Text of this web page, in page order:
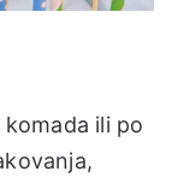
ili po